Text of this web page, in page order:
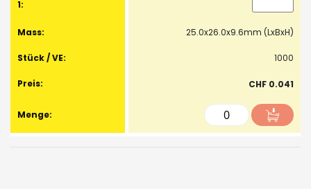
25.0x26.0x9.6mm (LxBxH)
1000
CHF 0.041